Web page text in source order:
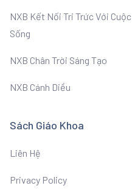
NXB Kết Nối Tri Trức Với Cuộc
Sống
NXB Chân Trời Sáng Tạo
NXB Cánh Diều
Sách Giáo Khoa
Liên Hệ
Privacy Policy